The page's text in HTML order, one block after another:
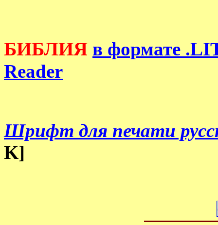
БИБЛИЯ в формате
Reader
Шрифт для печати
K]